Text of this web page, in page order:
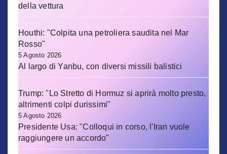
della vettura
Houthi: "Colpita una petroliera saudita nel Mar
Rosso"
5 Agosto 2026
Al largo di Yanbu, con diversi missili balistici
Trump: "Lo Stretto di Hormuz si aprirà molto presto,
altrimenti colpi durissimi"
5 Agosto 2026
Presidente Usa: "Colloqui in corso, l'Iran vuole
raggiungere un accordo"